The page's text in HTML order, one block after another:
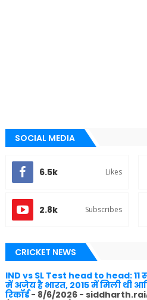
SOCIAL MEDIA
6.5k Likes
2.8k Subscribes
CRICKET NEWS
IND vs SL Test head to head:
में अजेय है भारत, 2015 में मिली थी
रिकॉर्ड- 8/6/2026-